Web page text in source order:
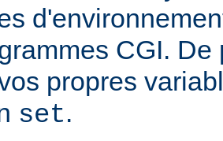
CGI.
propres
set.